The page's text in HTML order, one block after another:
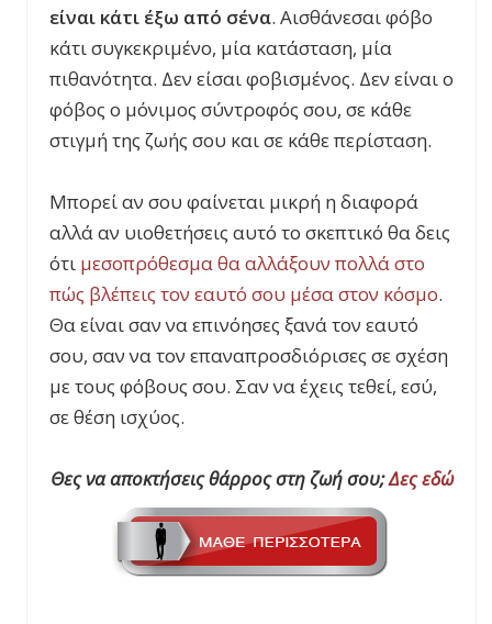
είναι κάτι έξω από σένα. Αισθάνεσαι φόβο
κάτι συγκεκριμένο, μία κατάσταση, μία
πιθανότητα. Δεν είσαι φοβισμένος. Δεν είναι ο
φόβος ο μόνιμος σύντροφός σου, σε κάθε
στιγμή της ζωής σου και σε κάθε περίσταση.
Μπορεί αν σου φαίνεται μικρή η διαφορά
αλλά αν υιοθετήσεις αυτό το σκεπτικό θα δεις
ότι μεσοπρόθεσμα θα αλλάξουν πολλά στο
πώς βλέπεις τον εαυτό σου μέσα στον κόσμο.
Θα είναι σαν να επινόησες ξανά τον εαυτό
σου, σαν να τον επαναπροσδιόρισες σε σχέση
με τους φόβους σου. Σαν να έχεις τεθεί, εσύ,
σε θέση ισχύος.
Θες να αποκτήσεις θάρρος στη ζωή σου;Δες εδώ